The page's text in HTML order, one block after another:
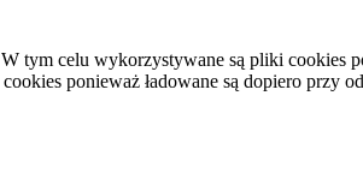
tym celu wykorzystywane są pliki cookies
ponieważ ładowane są dopiero przy